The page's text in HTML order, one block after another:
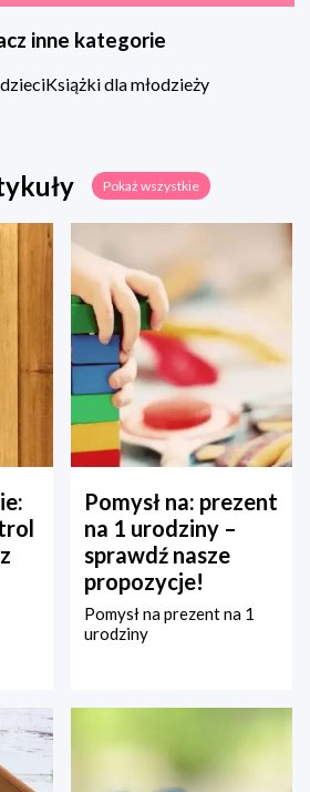
inne kategorie
Książki dla młodzieży
Pokaż wszystkie
Pomysł na: prezent
na 1 urodziny –
sprawdź nasze
propozycje!
Pomysł na prezent na 1
urodziny